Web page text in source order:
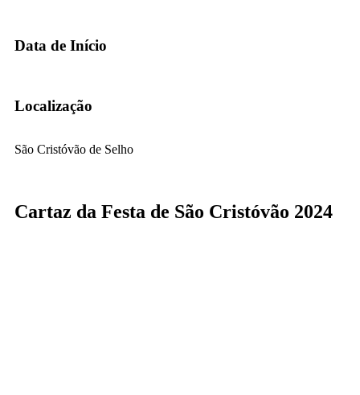
Data de Início
Localização
São Cristóvão de Selho
Cartaz da Festa de São Cristóvão 2024